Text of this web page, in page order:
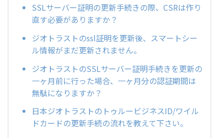
SSLサーバー証明の更新手続きの際、CSRは作り
直す必要がありますか？
ジオトラストのssl証明を更新後、スマートシー
ル情報がまだ更新されません。
ジオトラストのSSLサーバー証明手続きを更新の
一ヶ月前に行った場合、一ヶ月分の認証期間は
無駄になりますか？
日本ジオトラストのトゥルービジネスID/ワイル
ドカードの更新手続の流れを教えて下さい。